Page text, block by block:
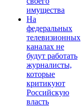
имущества
На
федеральных
телевизионных
каналах не
будут работать
журналисты,
которые
критикуют
Российскую
власть